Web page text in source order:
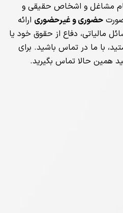
مشاغل و اشخاص حقیقی و
حضوری و غیرحضوری ارائه
مالیاتی، دفاع از حقوق خود یا
با ما در تماس باشید. برای
همین حالا تماس بگیرید.